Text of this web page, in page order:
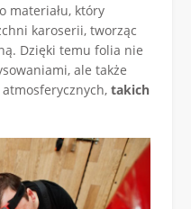
materiału, który
karoserii, tworząc
Dzięki temu folia nie
ale także
takich